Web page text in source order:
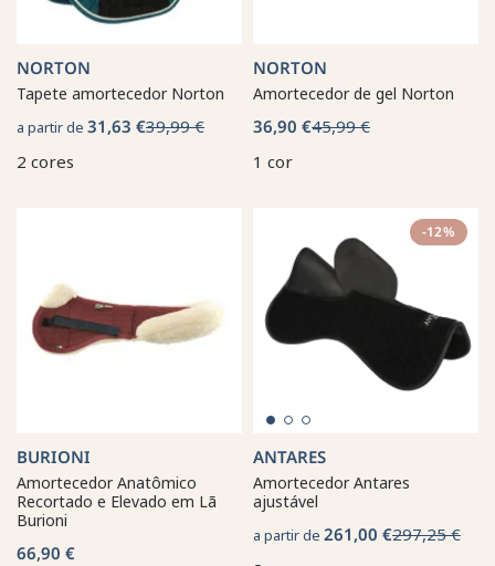
NORTON
Tapete amortecedor Norton
a partir de 31,63 €39,99 €
2 cores
NORTON
Amortecedor de gel Norton
36,90 €45,99 €
1 cor
BURIONI
Amortecedor Anatômico
Recortado e Elevado em Lã
Burioni
66,90 €
-12%
ANTARES
Amortecedor Antares
ajustável
a partir de 261,00 €297,25 €